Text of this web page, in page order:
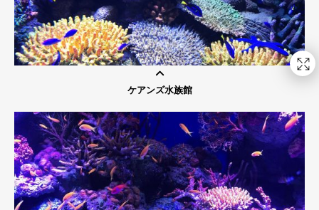
ケアンズ水族館